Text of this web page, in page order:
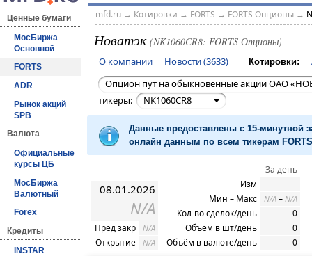
Ценные бумаги
МосБиржа
Основной
FORTS
ADR
Рынок акций
SPB
Валюта
Официальные
курсы ЦБ
МосБиржа
Валютный
Forex
Кредиты
INSTAR
mfd.ru→ Котировки → FORTS → FORTS Опционы→
Новатэк (NK1060CR8: FORTS Опционы)
О компании Новости (3633) Котировки:
Опцион пут на обыкновенные акции ОАО
тикеры:
NK1060CR8
Данные предоставлены с 15-минутной
онлайн данным по всем тикерам
08.01.2026
N/A
Пред закр N/A
Открытие N/A
За день
Изм
Мин – Макс
N/A – N/A
Кол-во сделок/день
0
Объём в шт/день
0
Объём в валюте/день
0